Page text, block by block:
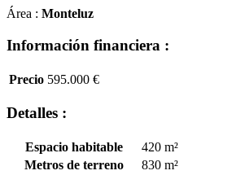
Área : Monteluz
Información financiera :
Precio 595.000 €
Detalles :
Espacio habitable
420 m²
Metros de terreno
830 m²